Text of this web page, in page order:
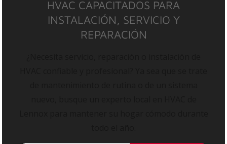
HVAC CAPACITADOS PARA
INSTALACIÓN, SERVICIO Y
REPARACIÓN